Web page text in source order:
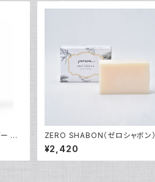
ク ZERO SHABON（ゼロシャボン）
¥2,420